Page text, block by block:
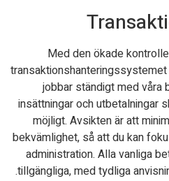
Med den ökade
jobbar ständigt med våra
insättningar och utbetalningar
möjligt. Avsikten är att
bekvämlighet, så att du kan
administration. Alla vanliga
tillgängliga, med tydliga